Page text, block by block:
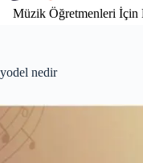
Müzik Öğretmenleri İçin
yodel nedir